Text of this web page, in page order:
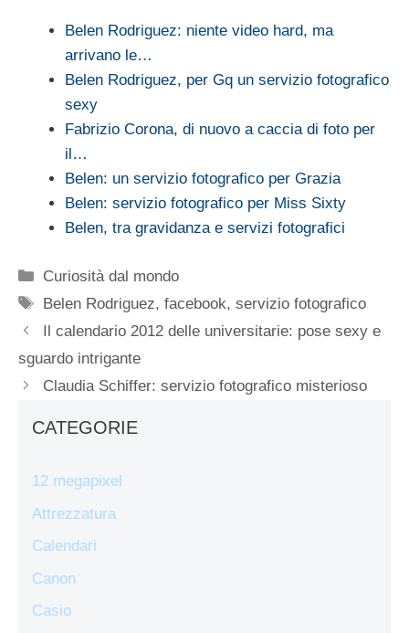
Belen Rodriguez: niente video hard, ma
arrivano le…
Belen Rodriguez, per Gq un servizio fotografico
sexy
Fabrizio Corona, di nuovo a caccia di foto per
il…
Belen: un servizio fotografico per Grazia
Belen: servizio fotografico per Miss Sixty
Belen, tra gravidanza e servizi fotografici
Categorie
Curiosità dal mondo
Tag
Belen Rodriguez,facebook,servizio fotografico
Il calendario 2012 delle universitarie: pose sexy e
sguardo intrigante
Claudia Schiffer: servizio fotografico misterioso
CATEGORIE
12 megapixel
Attrezzatura
Calendari
Canon
Casio